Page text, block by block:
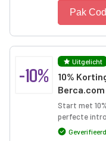
Pak
-10%
Uitgelicht
10%
Berca.com
Start met
perfecte
Geverifieerd